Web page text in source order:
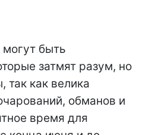
быть
затмят разум, но
так как велика
обманов и
время для